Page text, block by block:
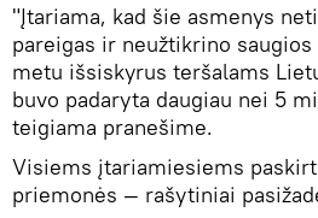
"Įtariama, kad šie asmenys
pareigas ir neužtikrino
metu išsiskyrus teršalams
buvo padaryta daugiau nei 5
teigiama pranešime.
Visiems įtariamiesiems
priemonės — rašytiniai